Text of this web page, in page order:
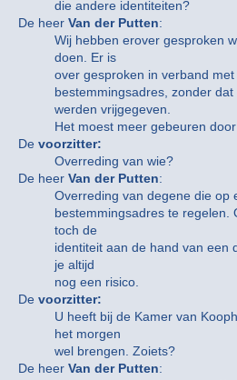
die andere identiteiten?
De heer Van der Putten:
Wij hebben erover gesproken
doen. Er is
over gesproken in verband
bestemmingsadres, zonder
werden vrijgegeven.
Het moest meer gebeuren
De voorzitter:
Overreding van wie?
De heer Van der Putten:
Overreding van degene die op
bestemmingsadres te regelen.
toch de
identiteit aan de hand van een
je altijd
nog een risico.
De voorzitter:
U heeft bij de Kamer van
het morgen
wel brengen. Zoiets?
De heer Van der Putten: